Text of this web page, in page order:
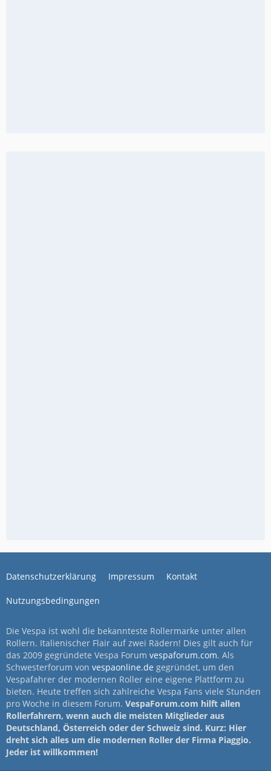
Datenschutzerklärung Impressum Kontakt
Nutzungsbedingungen
Die Vespa ist wohl die bekannteste Rollermarke unter allen
Rollern. Italienischer Flair auf zwei Rädern! Dies gilt auch für
das 2009 gegründete Vespa Forum vespaforum.com. Als
Schwesterforum von vespaonline.de gegründet, um den
Vespafahrer der modernen Roller eine eigene Plattform zu
bieten. Heute treffen sich zahlreiche Vespa Fans viele Stunden
pro Woche in diesem Forum. VespaForum.com hilft allen
Rollerfahrern, wenn auch die meisten Mitglieder aus
Deutschland, Österreich oder der Schweiz sind. Kurz: Hier
dreht sich alles um die modernen Roller der Firma Piaggio.
Jeder ist willkommen!